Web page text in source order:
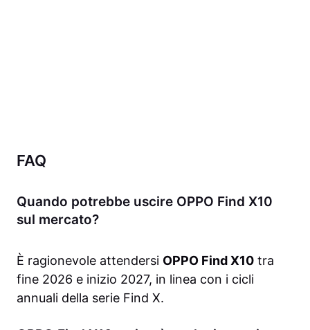
FAQ
Quando potrebbe uscire OPPO Find X10
sul mercato?
È ragionevole attendersi OPPO Find X10 tra
fine 2026 e inizio 2027, in linea con i cicli
annuali della serie Find X.